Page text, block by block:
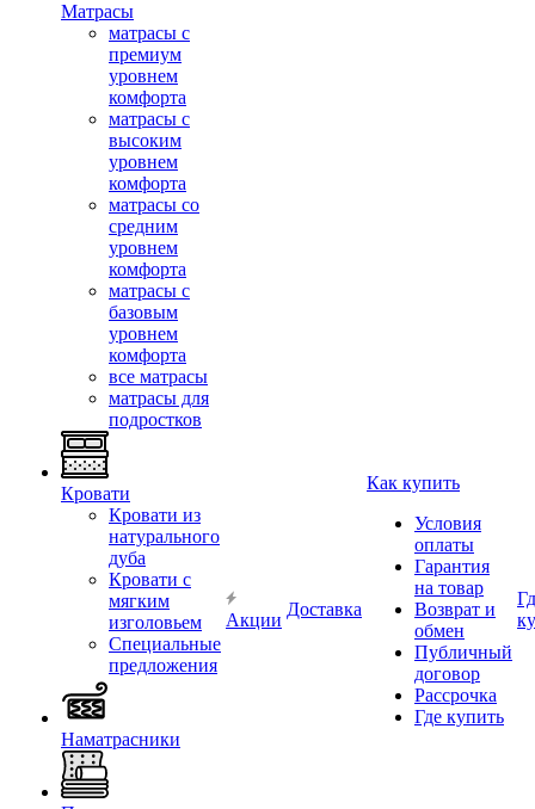
Матрасы
матрасы с
премиум
уровнем
комфорта
матрасы с
высоким
уровнем
комфорта
матрасы со
средним
уровнем
комфорта
матрасы с
базовым
уровнем
комфорта
все матрасы
матрасы для
подростков
Кровати
Кровати из
натурального
дуба
Кровати с
мягким
изголовьем
Специальные
предложения
Наматрасники
Акции
Доставка
Как купить
Условия
оплаты
Гарантия
на товар
Возврат и
обмен
Публичный
договор
Рассрочка
Где купить